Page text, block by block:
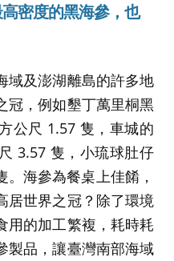
密度的黑海參，也
域及澎湖離島的許多地
冠，例如墾丁萬里桐黑
公尺 1.57 隻，車城的
3.57 隻，小琉球肚仔
海參為餐桌上佳餚，
居世界之冠？除了環境
用的加工繁複，耗時耗
製品，讓臺灣南部海域